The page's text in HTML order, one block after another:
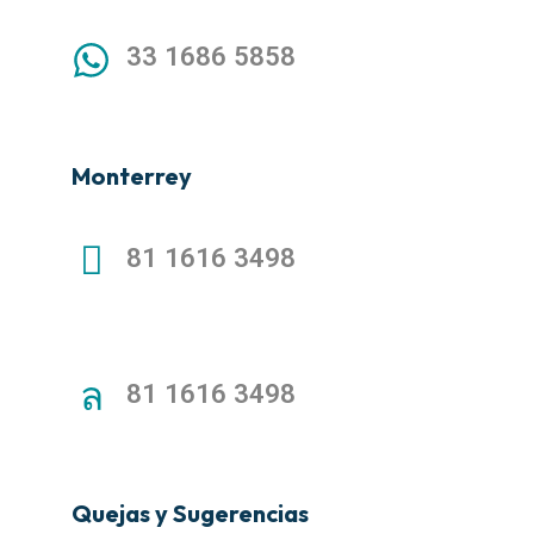
33 1686 5858
Monterrey
81 1616 3498
81 1616 3498
Quejas y Sugerencias